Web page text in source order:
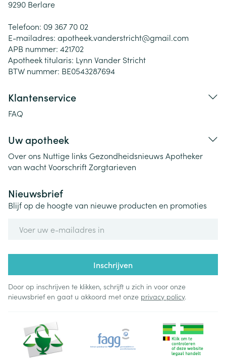
9290 Berlare
Telefoon: 09 367 70 02
E-mailadres: apotheek.vanderstricht@gmail.com
APB nummer: 421702
Apotheek titularis: Lynn Vander Stricht
BTW nummer: BE0543287694
Klantenservice
FAQ
Uw apotheek
Over ons Nuttige links Gezondheidsnieuws Apotheker
van wachtVoorschriftZorgtarieven
Nieuwsbrief
Blijf op de hoogte van nieuwe producten en promoties
Inschrijven
Door op inschrijven te klikken, schrijft u zich in voor onze
nieuwsbrief en gaat u akkoord met onze privacy policy.